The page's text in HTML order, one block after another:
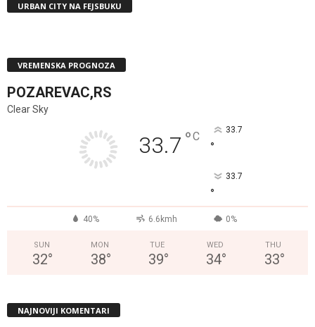
URBAN CITY NA FEJSBUKU
VREMENSKA PROGNOZA
POZAREVAC,RS
Clear Sky
33.7 °C 33.7
°
33.7
°
40% 6.6kmh 0%
SUN
32°
MON
38°
TUE
39°
WED
34°
THU
33°
NAJNOVIJI KOMENTARI